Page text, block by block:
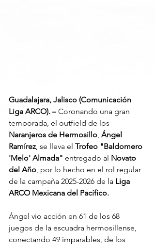
Guadalajara, Jalisco (Comunicación
Liga ARCO). – Coronando una gran
temporada, el outfield de los
Naranjeros de Hermosillo, Ángel
Ramírez, se lleva el Trofeo "Baldomero
'Melo' Almada" entregado al Novato
del Año, por lo hecho en el rol regular
de la campaña 2025-2026 de la Liga
ARCO Mexicana del Pacífico.
Ángel vio acción en 61 de los 68
juegos de la escuadra hermosillense,
conectando 49 imparables, de los